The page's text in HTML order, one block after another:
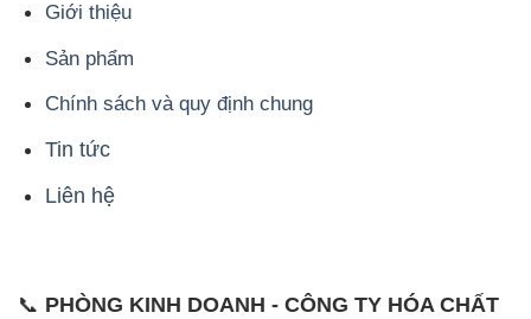
Giới thiệu
Sản phẩm
Chính sách và quy định chung
Tin tức
Liên hệ
📞 PHÒNG KINH DOANH - CÔNG TY HÓA CHẤT